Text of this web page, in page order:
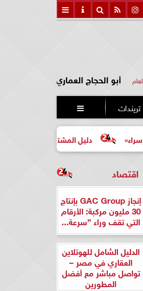
أبو الحجاج العماري
تريندات 
دليل المشتري لأول مرة لاختيار مشروع
اقتصاد
إنجاز GAC Group بإنتاج
30 مليون مركبة: الأرقام
التي تقف وراء ”سرعة...
الدليل الشامل للهوتلاين
العقاري في مصر –
تواصل مباشر مع أفضل
المطورين